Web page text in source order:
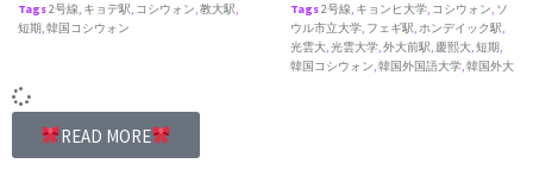
Tags2号線, キョデ駅, コシウォン,教大駅,
短期,韓国コシウォン
Tags2号線, キョンヒ大学, コシウォン, ソ
ウル市立大学, フェギ駅,ホンデイック駅,
光雲大,光雲大学,外大前駅, 慶熙大,短期,
韓国コシウォン,韓国外国語大学,韓国外大
READ MORE